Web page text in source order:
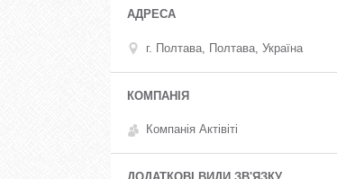
г. Полтава, Полтава, Україна
Компанія Актівіті